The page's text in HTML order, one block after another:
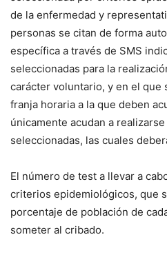
de la enfermedad y
personas se citan de forma
específica a través de SMS
seleccionadas para la
carácter voluntario, y en el que
franja horaria a la que deben
únicamente acudan a
seleccionadas, las cuales
El número de test a llevar a
criterios epidemiológicos, que
porcentaje de población de
someter al cribado.